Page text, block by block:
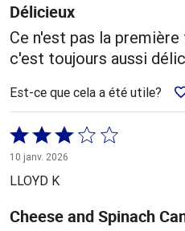
Délicieux
Ce n'est pas la
c'est toujours aussi
Est-ce que cela a été utile?
Coté
3 sur
5
10 janv. 2026
LLOYD K
Cheese and Spinach